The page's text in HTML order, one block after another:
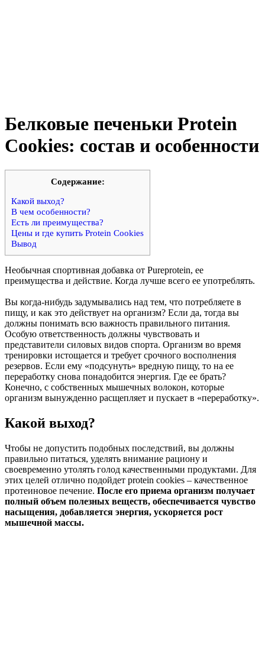
Белковые печеньки Protein
Cookies: состав и особенности
Cодержание:
Какой выход?
В чем особенности?
Есть ли преимущества?
Цены и где купить Protein Cookies
Вывод
Необычная спортивная добавка от Pureprotein, ее
преимущества и действие. Когда лучше всего ее употреблять.
Вы когда-нибудь задумывались над тем, что потребляете в
пищу, и как это действует на организм? Если да, тогда вы
должны понимать всю важность правильного питания.
Особую ответственность должны чувствовать и
представители силовых видов спорта. Организм во время
тренировки истощается и требует срочного восполнения
резервов. Если ему «подсунуть» вредную пищу, то на ее
переработку снова понадобится энергия. Где ее брать?
Конечно, с собственных мышечных волокон, которые
организм вынужденно расщепляет и пускает в «переработку».
Какой выход?
Чтобы не допустить подобных последствий, вы должны
правильно питаться, уделять внимание рациону и
своевременно утолять голод качественными продуктами. Для
этих целей отлично подойдет protein cookies – качественное
протеиновое печение. После его приема организм получает
полный объем полезных веществ, обеспечивается чувство
насыщения, добавляется энергия, ускоряется рост
мышечной массы.